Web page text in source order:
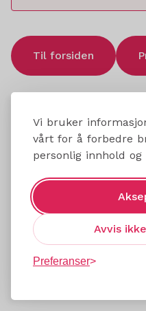
Vi bruker
vårt for å forbedre
personlig innhold
Avvis
Preferanser
Til forsiden